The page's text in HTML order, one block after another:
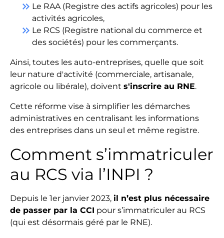
keyboard_double_arrow_right Le RAA (Registre des actifs agricoles) pour les
activités agricoles,
keyboard_double_arrow_right Le RCS (Registre national du commerce et
des sociétés) pour les commerçants.
Ainsi, toutes les auto-entreprises, quelle que soit
leur nature d'activité (commerciale, artisanale,
agricole ou libérale), doivent s'inscrire au RNE.
Cette réforme vise à simplifier les démarches
administratives en centralisant les informations
des entreprises dans un seul et même registre.
Comment s’immatriculer
au RCS via l’INPI ?
Depuis le 1er janvier 2023, il n’est plus nécessaire
de passer par la CCI pour s’immatriculer au RCS
(qui est désormais géré par le RNE).